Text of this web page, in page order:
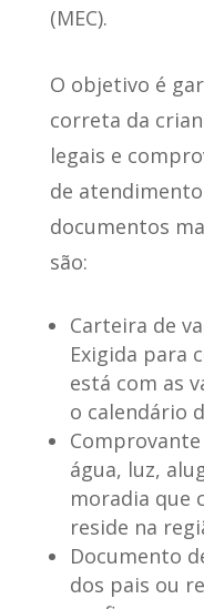
(MEC).
O objetivo é
correta da
legais e
de
documentos
são:
Carteira de
Exigida para
está com as
o calendário
água, luz,
moradia que
reside na
Documento
dos pais ou